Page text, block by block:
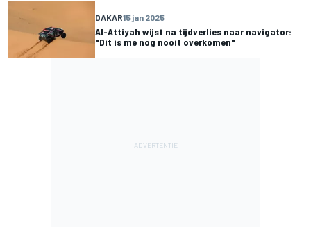
DAKAR15 jan 2025
Al-Attiyah wijst na tijdverlies naar navigator:
"Dit is me nog nooit overkomen"